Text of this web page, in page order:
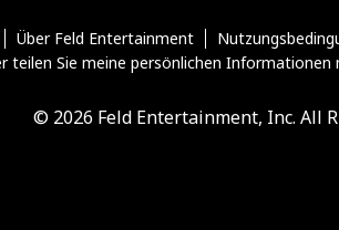
Über Feld Entertainment
teilen Sie meine persönlichen Informationen
© 2026 Feld Entertainment, Inc. All